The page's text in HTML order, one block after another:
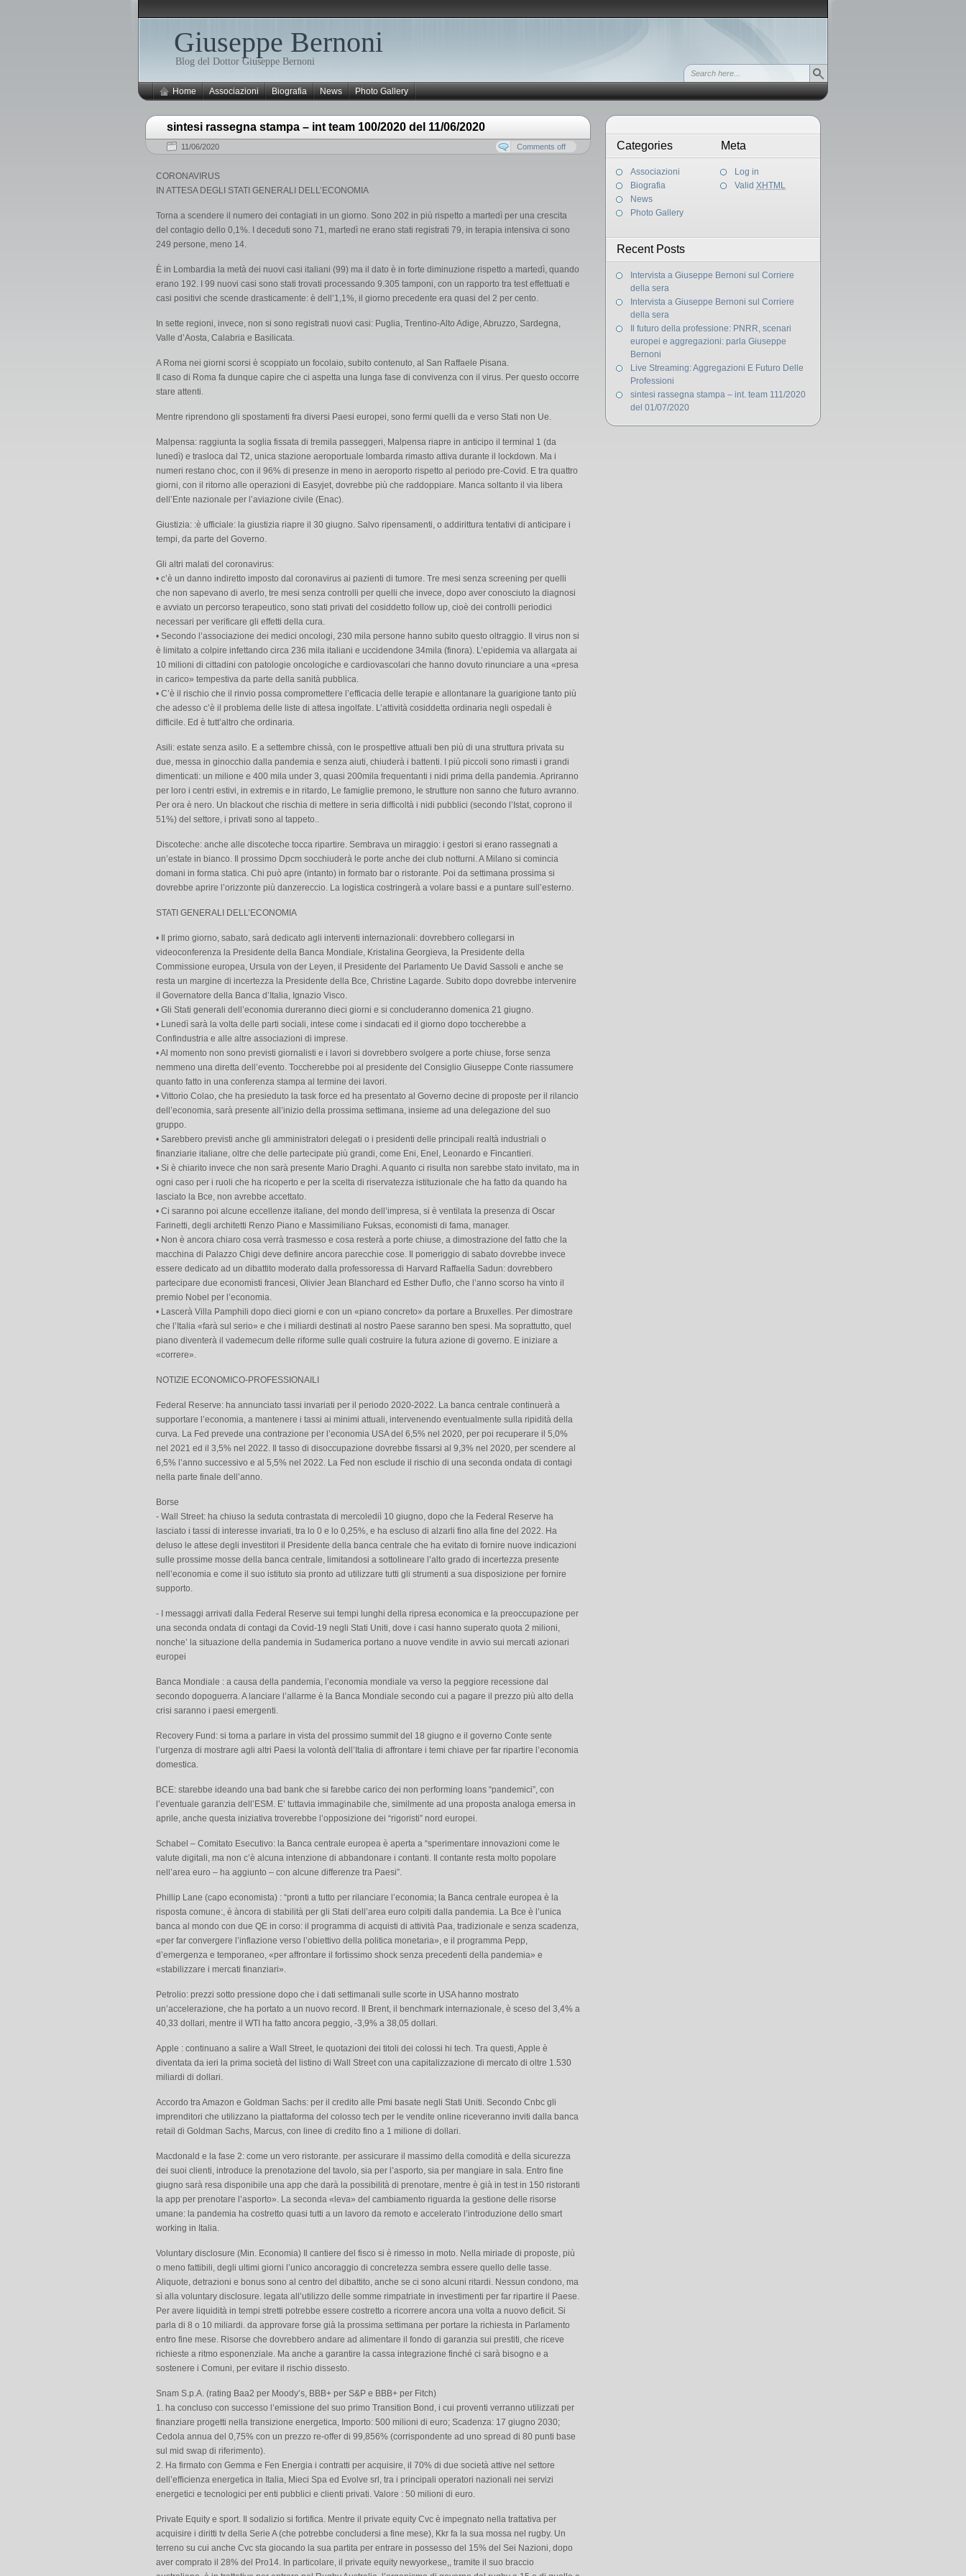
Giuseppe Bernoni
Blog del Dottor Giuseppe Bernoni
Home Associazioni Biografia News Photo Gallery
sintesi rassegna stampa – int team 100/2020 del 11/06/2020
11/06/2020 Comments off
CORONAVIRUS
IN ATTESA DEGLI STATI GENERALI DELL’ECONOMIA
Torna a scendere il numero dei contagiati in un giorno. Sono 202 in più rispetto a martedì per una crescita
del contagio dello 0,1%. I deceduti sono 71, martedì ne erano stati registrati 79, in terapia intensiva ci sono
249 persone, meno 14.
È in Lombardia la metà dei nuovi casi italiani (99) ma il dato è in forte diminuzione rispetto a martedì, quando
erano 192. I 99 nuovi casi sono stati trovati processando 9.305 tamponi, con un rapporto tra test effettuati e
casi positivi che scende drasticamente: è dell’1,1%, il giorno precedente era quasi del 2 per cento.
In sette regioni, invece, non si sono registrati nuovi casi: Puglia, Trentino-Alto Adige, Abruzzo, Sardegna,
Valle d’Aosta, Calabria e Basilicata.
A Roma nei giorni scorsi è scoppiato un focolaio, subito contenuto, al San Raffaele Pisana.
Il caso di Roma fa dunque capire che ci aspetta una lunga fase di convivenza con il virus. Per questo occorre
stare attenti.
Mentre riprendono gli spostamenti fra diversi Paesi europei, sono fermi quelli da e verso Stati non Ue.
Malpensa: raggiunta la soglia fissata di tremila passeggeri, Malpensa riapre in anticipo il terminal 1 (da
lunedì) e trasloca dal T2, unica stazione aeroportuale lombarda rimasto attiva durante il lockdown. Ma i
numeri restano choc, con il 96% di presenze in meno in aeroporto rispetto al periodo pre-Covid. E tra quattro
giorni, con il ritorno alle operazioni di Easyjet, dovrebbe più che raddoppiare. Manca soltanto il via libera
dell’Ente nazionale per l’aviazione civile (Enac).
Giustizia: :è ufficiale: la giustizia riapre il 30 giugno. Salvo ripensamenti, o addirittura tentativi di anticipare i
tempi, da parte del Governo.
Gli altri malati del coronavirus:
• c’è un danno indiretto imposto dal coronavirus ai pazienti di tumore. Tre mesi senza screening per quelli
che non sapevano di averlo, tre mesi senza controlli per quelli che invece, dopo aver conosciuto la diagnosi
e avviato un percorso terapeutico, sono stati privati del cosiddetto follow up, cioè dei controlli periodici
necessari per verificare gli effetti della cura.
• Secondo l’associazione dei medici oncologi, 230 mila persone hanno subito questo oltraggio. Il virus non si
è limitato a colpire infettando circa 236 mila italiani e uccidendone 34mila (finora). L’epidemia va allargata ai
10 milioni di cittadini con patologie oncologiche e cardiovascolari che hanno dovuto rinunciare a una «presa
in carico» tempestiva da parte della sanità pubblica.
• C’è il rischio che il rinvio possa compromettere l’efficacia delle terapie e allontanare la guarigione tanto più
che adesso c’è il problema delle liste di attesa ingolfate. L’attività cosiddetta ordinaria negli ospedali è
difficile. Ed è tutt’altro che ordinaria.
Asili: estate senza asilo. E a settembre chissà, con le prospettive attuali ben più di una struttura privata su
due, messa in ginocchio dalla pandemia e senza aiuti, chiuderà i battenti. I più piccoli sono rimasti i grandi
dimenticati: un milione e 400 mila under 3, quasi 200mila frequentanti i nidi prima della pandemia. Apriranno
per loro i centri estivi, in extremis e in ritardo, Le famiglie premono, le strutture non sanno che futuro avranno.
Per ora è nero. Un blackout che rischia di mettere in seria difficoltà i nidi pubblici (secondo l’Istat, coprono il
51%) del settore, i privati sono al tappeto..
Discoteche: anche alle discoteche tocca ripartire. Sembrava un miraggio: i gestori si erano rassegnati a
un’estate in bianco. Il prossimo Dpcm socchiuderà le porte anche dei club notturni. A Milano si comincia
domani in forma statica. Chi può apre (intanto) in formato bar o ristorante. Poi da settimana prossima si
dovrebbe aprire l’orizzonte più danzereccio. La logistica costringerà a volare bassi e a puntare sull’esterno.
STATI GENERALI DELL’ECONOMIA
• Il primo giorno, sabato, sarà dedicato agli interventi internazionali: dovrebbero collegarsi in
videoconferenza la Presidente della Banca Mondiale, Kristalina Georgieva, la Presidente della
Commissione europea, Ursula von der Leyen, il Presidente del Parlamento Ue David Sassoli e anche se
resta un margine di incertezza la Presidente della Bce, Christine Lagarde. Subito dopo dovrebbe intervenire
il Governatore della Banca d’Italia, Ignazio Visco.
• Gli Stati generali dell’economia dureranno dieci giorni e si concluderanno domenica 21 giugno.
• Lunedì sarà la volta delle parti sociali, intese come i sindacati ed il giorno dopo toccherebbe a
Confindustria e alle altre associazioni di imprese.
• Al momento non sono previsti giornalisti e i lavori si dovrebbero svolgere a porte chiuse, forse senza
nemmeno una diretta dell’evento. Toccherebbe poi al presidente del Consiglio Giuseppe Conte riassumere
quanto fatto in una conferenza stampa al termine dei lavori.
• Vittorio Colao, che ha presieduto la task force ed ha presentato al Governo decine di proposte per il rilancio
dell’economia, sarà presente all’inizio della prossima settimana, insieme ad una delegazione del suo
gruppo.
• Sarebbero previsti anche gli amministratori delegati o i presidenti delle principali realtà industriali o
finanziarie italiane, oltre che delle partecipate più grandi, come Eni, Enel, Leonardo e Fincantieri.
• Si è chiarito invece che non sarà presente Mario Draghi. A quanto ci risulta non sarebbe stato invitato, ma in
ogni caso per i ruoli che ha ricoperto e per la scelta di riservatezza istituzionale che ha fatto da quando ha
lasciato la Bce, non avrebbe accettato.
• Ci saranno poi alcune eccellenze italiane, del mondo dell’impresa, si è ventilata la presenza di Oscar
Farinetti, degli architetti Renzo Piano e Massimiliano Fuksas, economisti di fama, manager.
• Non è ancora chiaro cosa verrà trasmesso e cosa resterà a porte chiuse, a dimostrazione del fatto che la
macchina di Palazzo Chigi deve definire ancora parecchie cose. Il pomeriggio di sabato dovrebbe invece
essere dedicato ad un dibattito moderato dalla professoressa di Harvard Raffaella Sadun: dovrebbero
partecipare due economisti francesi, Olivier Jean Blanchard ed Esther Duflo, che l’anno scorso ha vinto il
premio Nobel per l’economia.
• Lascerà Villa Pamphili dopo dieci giorni e con un «piano concreto» da portare a Bruxelles. Per dimostrare
che l’Italia «farà sul serio» e che i miliardi destinati al nostro Paese saranno ben spesi. Ma soprattutto, quel
piano diventerà il vademecum delle riforme sulle quali costruire la futura azione di governo. E iniziare a
«correre».
NOTIZIE ECONOMICO-PROFESSIONAILI
Federal Reserve: ha annunciato tassi invariati per il periodo 2020-2022. La banca centrale continuerà a
supportare l’economia, a mantenere i tassi ai minimi attuali, intervenendo eventualmente sulla ripidità della
curva. La Fed prevede una contrazione per l’economia USA del 6,5% nel 2020, per poi recuperare il 5,0%
nel 2021 ed il 3,5% nel 2022. Il tasso di disoccupazione dovrebbe fissarsi al 9,3% nel 2020, per scendere al
6,5% l’anno successivo e al 5,5% nel 2022. La Fed non esclude il rischio di una seconda ondata di contagi
nella parte finale dell’anno.
Borse
- Wall Street: ha chiuso la seduta contrastata di mercolediì 10 giugno, dopo che la Federal Reserve ha
lasciato i tassi di interesse invariati, tra lo 0 e lo 0,25%, e ha escluso di alzarli fino alla fine del 2022. Ha
deluso le attese degli investitori il Presidente della banca centrale che ha evitato di fornire nuove indicazioni
sulle prossime mosse della banca centrale, limitandosi a sottolineare l’alto grado di incertezza presente
nell’economia e come il suo istituto sia pronto ad utilizzare tutti gli strumenti a sua disposizione per fornire
supporto.
- I messaggi arrivati dalla Federal Reserve sui tempi lunghi della ripresa economica e la preoccupazione per
una seconda ondata di contagi da Covid-19 negli Stati Uniti, dove i casi hanno superato quota 2 milioni,
nonche’ la situazione della pandemia in Sudamerica portano a nuove vendite in avvio sui mercati azionari
europei
Banca Mondiale : a causa della pandemia, l’economia mondiale va verso la peggiore recessione dal
secondo dopoguerra. A lanciare l’allarme è la Banca Mondiale secondo cui a pagare il prezzo più alto della
crisi saranno i paesi emergenti.
Recovery Fund: si torna a parlare in vista del prossimo summit del 18 giugno e il governo Conte sente
l’urgenza di mostrare agli altri Paesi la volontà dell’Italia di affrontare i temi chiave per far ripartire l’economia
domestica.
BCE: starebbe ideando una bad bank che si farebbe carico dei non performing loans “pandemici”, con
l’eventuale garanzia dell’ESM. E’ tuttavia immaginabile che, similmente ad una proposta analoga emersa in
aprile, anche questa iniziativa troverebbe l’opposizione dei “rigoristi” nord europei.
Schabel – Comitato Esecutivo: la Banca centrale europea è aperta a “sperimentare innovazioni come le
valute digitali, ma non c’è alcuna intenzione di abbandonare i contanti. Il contante resta molto popolare
nell’area euro – ha aggiunto – con alcune differenze tra Paesi”.
Phillip Lane (capo economista) : “pronti a tutto per rilanciare l’economia; la Banca centrale europea è la
risposta comune:, è àncora di stabilità per gli Stati dell’area euro colpiti dalla pandemia. La Bce è l’unica
banca al mondo con due QE in corso: il programma di acquisti di attività Paa, tradizionale e senza scadenza,
«per far convergere l’inflazione verso l’obiettivo della politica monetaria», e il programma Pepp,
d’emergenza e temporaneo, «per affrontare il fortissimo shock senza precedenti della pandemia» e
«stabilizzare i mercati finanziari».
Petrolio: prezzi sotto pressione dopo che i dati settimanali sulle scorte in USA hanno mostrato
un’accelerazione, che ha portato a un nuovo record. Il Brent, il benchmark internazionale, è sceso del 3,4% a
40,33 dollari, mentre il WTI ha fatto ancora peggio, -3,9% a 38,05 dollari.
Apple : continuano a salire a Wall Street, le quotazioni dei titoli dei colossi hi tech. Tra questi, Apple è
diventata da ieri la prima società del listino di Wall Street con una capitalizzazione di mercato di oltre 1.530
miliardi di dollari.
Accordo tra Amazon e Goldman Sachs: per il credito alle Pmi basate negli Stati Uniti. Secondo Cnbc gli
imprenditori che utilizzano la piattaforma del colosso tech per le vendite online riceveranno inviti dalla banca
retail di Goldman Sachs, Marcus, con linee di credito fino a 1 milione di dollari.
Macdonald e la fase 2: come un vero ristorante. per assicurare il massimo della comodità e della sicurezza
dei suoi clienti, introduce la prenotazione del tavolo, sia per l’asporto, sia per mangiare in sala. Entro fine
giugno sarà resa disponibile una app che darà la possibilità di prenotare, mentre è già in test in 150 ristoranti
la app per prenotare l’asporto». La seconda «leva» del cambiamento riguarda la gestione delle risorse
umane: la pandemia ha costretto quasi tutti a un lavoro da remoto e accelerato l’introduzione dello smart
working in Italia.
Voluntary disclosure (Min. Economia) Il cantiere del fisco si è rimesso in moto. Nella miriade di proposte, più
o meno fattibili, degli ultimi giorni l’unico ancoraggio di concretezza sembra essere quello delle tasse.
Aliquote, detrazioni e bonus sono al centro del dibattito, anche se ci sono alcuni ritardi. Nessun condono, ma
sì alla voluntary disclosure. legata all’utilizzo delle somme rimpatriate in investimenti per far ripartire il Paese.
Per avere liquidità in tempi stretti potrebbe essere costretto a ricorrere ancora una volta a nuovo deficit. Si
parla di 8 o 10 miliardi. da approvare forse già la prossima settimana per portare la richiesta in Parlamento
entro fine mese. Risorse che dovrebbero andare ad alimentare il fondo di garanzia sui prestiti, che riceve
richieste a ritmo esponenziale. Ma anche a garantire la cassa integrazione finché ci sarà bisogno e a
sostenere i Comuni, per evitare il rischio dissesto.
Snam S.p.A. (rating Baa2 per Moody’s, BBB+ per S&P e BBB+ per Fitch)
1. ha concluso con successo l’emissione del suo primo Transition Bond, i cui proventi verranno utilizzati per
finanziare progetti nella transizione energetica, Importo: 500 milioni di euro; Scadenza: 17 giugno 2030;
Cedola annua del 0,75% con un prezzo re-offer di 99,856% (corrispondente ad uno spread di 80 punti base
sul mid swap di riferimento).
2. Ha firmato con Gemma e Fen Energia i contratti per acquisire, il 70% di due società attive nel settore
dell’efficienza energetica in Italia, Mieci Spa ed Evolve srl, tra i principali operatori nazionali nei servizi
energetici e tecnologici per enti pubblici e clienti privati. Valore : 50 milioni di euro.
Private Equity e sport. Il sodalizio si fortifica. Mentre il private equity Cvc è impegnato nella trattativa per
acquisire i diritti tv della Serie A (che potrebbe concludersi a fine mese), Kkr fa la sua mossa nel rugby. Un
terreno su cui anche Cvc sta giocando la sua partita per entrare in possesso del 15% del Sei Nazioni, dopo
aver comprato il 28% del Pro14. In particolare, il private equity newyorkese,, tramite il suo braccio
Categories
Associazioni
Biografia
News
Photo Gallery
Meta
Log in
Valid XHTML
Recent Posts
Intervista a Giuseppe Bernoni sul Corriere
della sera
Intervista a Giuseppe Bernoni sul Corriere
della sera
Il futuro della professione: PNRR, scenari
europei e aggregazioni: parla Giuseppe
Bernoni
Live Streaming: Aggregazioni E Futuro Delle
Professioni
sintesi rassegna stampa – int. team 111/2020
del 01/07/2020